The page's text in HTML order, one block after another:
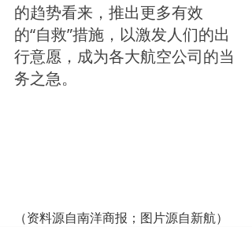
的趋势看来，推出更多有效
的“自救”措施，以激发人们的出
行意愿，成为各大航空公司的当
务之急。
（资料源自南洋商报；图片源自新航）